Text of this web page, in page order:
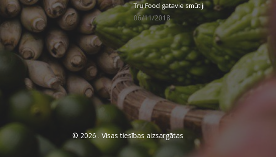
Tru Food gatavie smūtiji
06/11/2018
© 2026 . Visas tiesības aizsargātas